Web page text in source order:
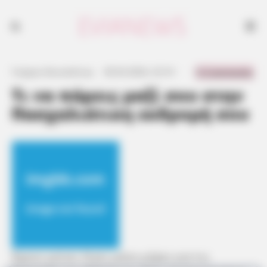
Τι να πάρεις μαζί σου στην
Πασχαλιάτικη εκδρομή σου
Έχουν μείνει λίγες μόνο μέρες για τις